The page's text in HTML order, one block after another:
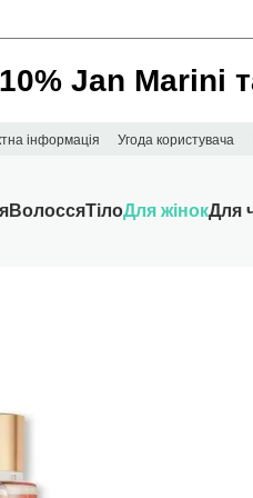
Jan Marini
інформація Угода користувача
ВолоссяТілоДля жінокДля